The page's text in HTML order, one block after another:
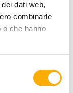
dati web,
combinarle
o che hanno